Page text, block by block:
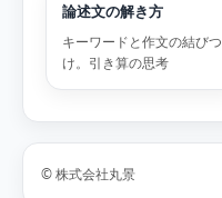
論述文の解き方
キーワードと作文の結びつ
け。引き算の思考
© 株式会社丸景